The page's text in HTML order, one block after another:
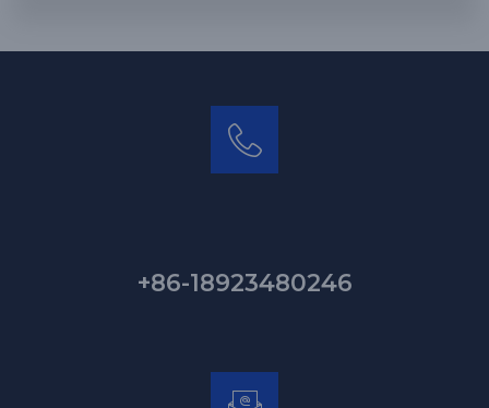
+86-18923480246